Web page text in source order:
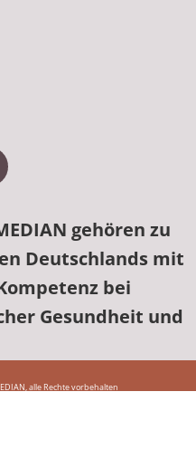
zu YouTubezu Facebook
Verlinkung zu
gehören zu
Deutschlands mit
bei
Gesundheit und
alle Rechte vorbehalten